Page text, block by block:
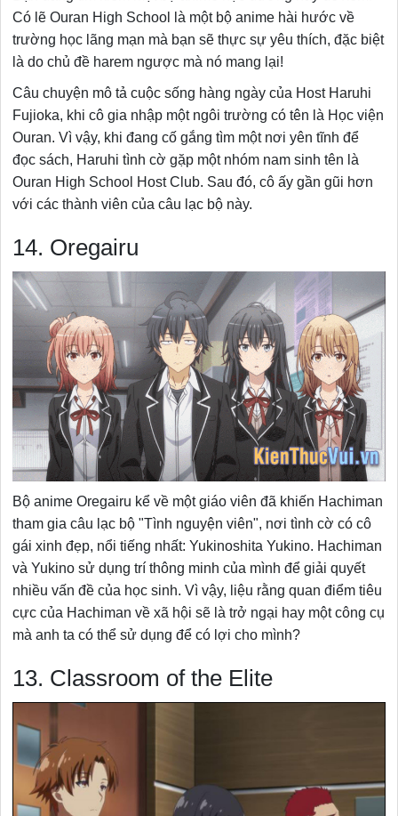
Có lẽ Ouran High School là một bộ anime hài hước về
trường học lãng mạn mà bạn sẽ thực sự yêu thích, đặc biệt
là do chủ đề harem ngược mà nó mang lại!
Câu chuyện mô tả cuộc sống hàng ngày của Host Haruhi
Fujioka, khi cô gia nhập một ngôi trường có tên là Học viện
Ouran. Vì vậy, khi đang cố gắng tìm một nơi yên tĩnh để
đọc sách, Haruhi tình cờ gặp một nhóm nam sinh tên là
Ouran High School Host Club. Sau đó, cô ấy gần gũi hơn
với các thành viên của câu lạc bộ này.
14. Oregairu
Bộ anime Oregairu kể về một giáo viên đã khiến Hachiman
tham gia câu lạc bộ "Tình nguyện viên", nơi tình cờ có cô
gái xinh đẹp, nổi tiếng nhất: Yukinoshita Yukino. Hachiman
và Yukino sử dụng trí thông minh của mình để giải quyết
nhiều vấn đề của học sinh. Vì vậy, liệu rằng quan điểm tiêu
cực của Hachiman về xã hội sẽ là trở ngại hay một công cụ
mà anh ta có thể sử dụng để có lợi cho mình?
13. Classroom of the Elite